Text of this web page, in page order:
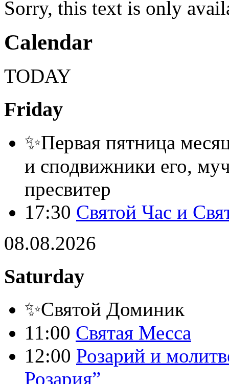
Sorry, this text is only
Calendar
TODAY
Friday
✨Первая пятница
и сподвижники его,
пресвитер
17:30 Святой Час и
08.08.2026
Saturday
✨Святой Доминик
11:00 Святая Месса
12:00 Розарий и
Розария”